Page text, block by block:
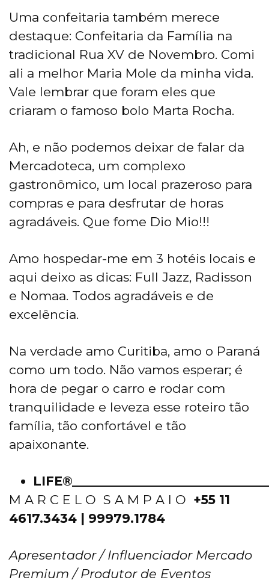
Uma confeitaria também merece
destaque: Confeitaria da Família na
tradicional Rua XV de Novembro. Comi
ali a melhor Maria Mole da minha vida.
Vale lembrar que foram eles que
criaram o famoso bolo Marta Rocha.
Ah, e não podemos deixar de falar da
Mercadoteca, um complexo
gastronômico, um local prazeroso para
compras e para desfrutar de horas
agradáveis. Que fome Dio Mio!!!
Amo hospedar-me em 3 hotéis locais e
aqui deixo as dicas: Full Jazz, Radisson
e Nomaa. Todos agradáveis e de
excelência.
Na verdade amo Curitiba, amo o Paraná
como um todo. Não vamos esperar; é
hora de pegar o carro e rodar com
tranquilidade e leveza esse roteiro tão
família, tão confortável e tão
apaixonante.
M A R C E L O S A M P A I O +55 11
4617.3434 | 99979.1784
Apresentador / Influenciador Mercado
Premium / Produtor de Eventos